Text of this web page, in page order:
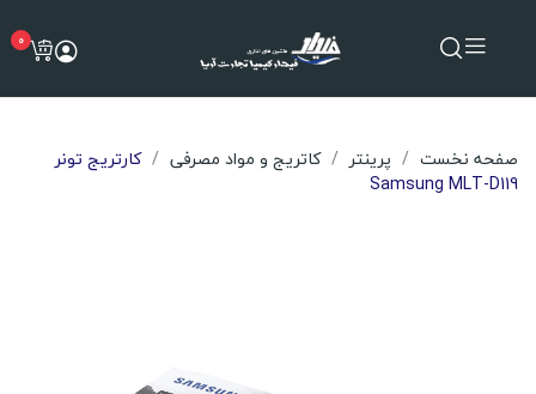
0
صفحه نخست پرینتر کاتریج و مواد مصرفی
کارتریج تونر
Samsung MLT-D119